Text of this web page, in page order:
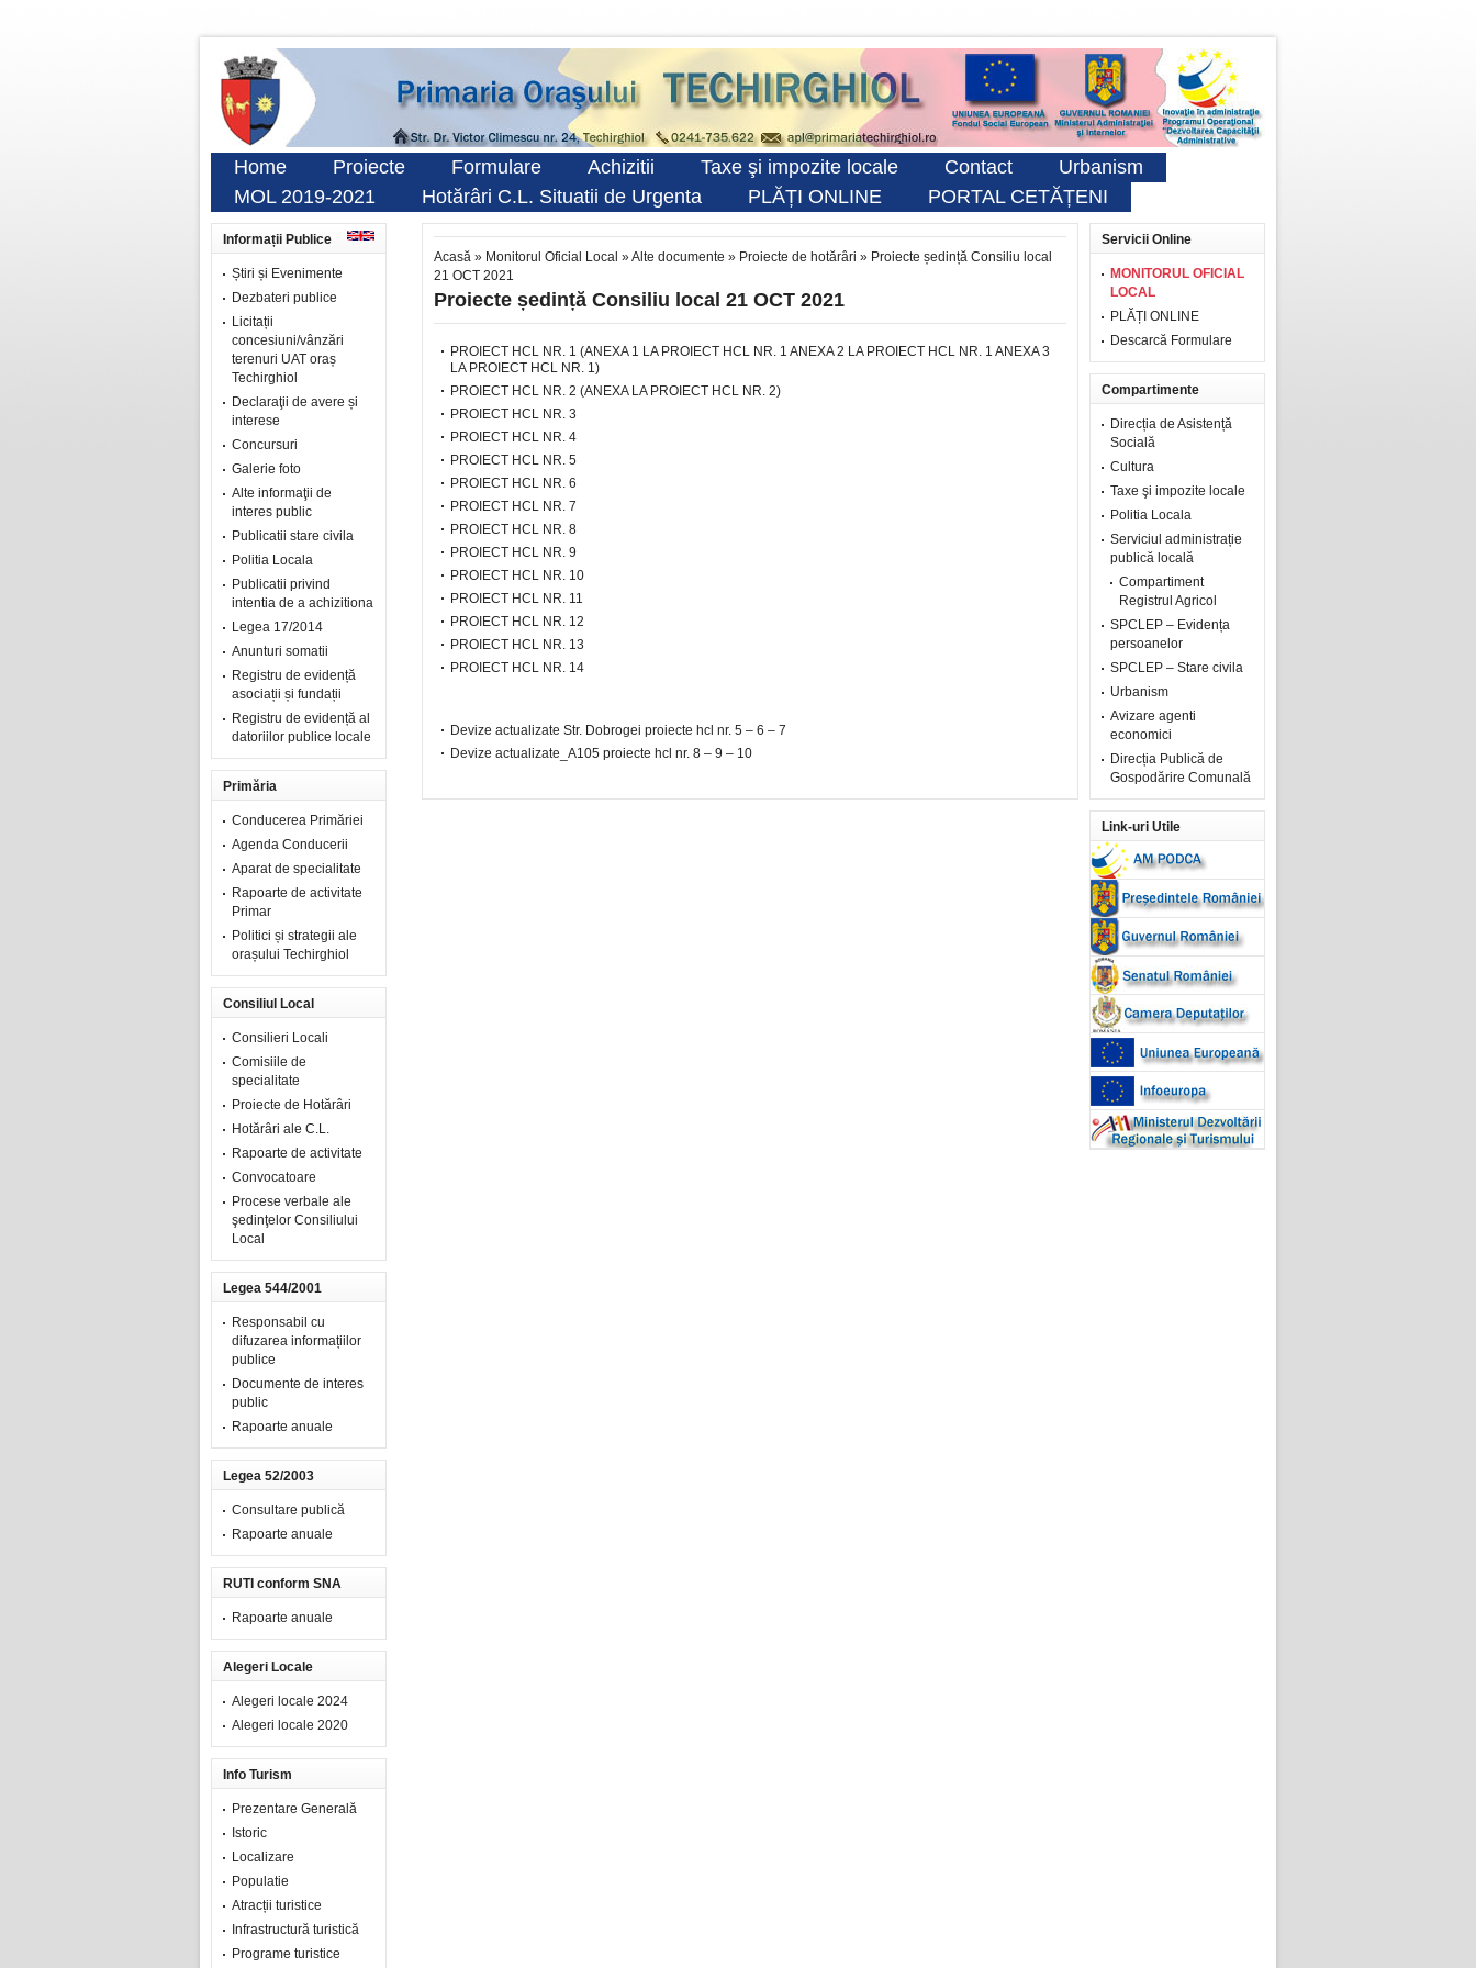
Home Proiecte Formulare Achizitii Taxe şi impozite locale Contact
Urbanism
MOL 2019-2021
Hotărâri C.L. Situatii de Urgenta PLĂȚI ONLINE PORTAL CETĂȚENI
Informații Publice
Știri și Evenimente
Dezbateri publice
Licitații
concesiuni/vânzări
terenuri UAT oraș
Techirghiol
Declaraţii de avere și
interese
Concursuri
Galerie foto
Alte informaţii de
interes public
Publicatii stare civila
Politia Locala
Publicatii privind
intentia de a achizitiona
Legea 17/2014
Anunturi somatii
Registru de evidență
asociații și fundații
Registru de evidență al
datoriilor publice locale
Primăria
Conducerea Primăriei
Agenda Conducerii
Aparat de specialitate
Rapoarte de activitate
Primar
Politici și strategii ale
orașului Techirghiol
Consiliul Local
Consilieri Locali
Comisiile de
specialitate
Proiecte de Hotărâri
Hotărâri ale C.L.
Rapoarte de activitate
Convocatoare
Procese verbale ale
şedinţelor Consiliului
Local
Legea 544/2001
Responsabil cu
difuzarea informațiilor
publice
Documente de interes
public
Rapoarte anuale
Legea 52/2003
Consultare publică
Rapoarte anuale
RUTI conform SNA
Rapoarte anuale
Alegeri Locale
Alegeri locale 2024
Alegeri locale 2020
Info Turism
Prezentare Generală
Istoric
Localizare
Populatie
Atracții turistice
Infrastructură turistică
Programe turistice
Acasă » Monitorul Oficial Local »Alte documente » Proiecte de hotărâri » Proiecte ședință Consiliu local
21 OCT 2021
Proiecte ședință Consiliu local 21 OCT 2021
PROIECT HCL NR. 1 (ANEXA 1 LA PROIECT HCL NR. 1 ANEXA 2 LA PROIECT HCL NR. 1 ANEXA 3
LA PROIECT HCL NR. 1)
PROIECT HCL NR. 2 (ANEXA LA PROIECT HCL NR. 2)
PROIECT HCL NR. 3
PROIECT HCL NR. 4
PROIECT HCL NR. 5
PROIECT HCL NR. 6
PROIECT HCL NR. 7
PROIECT HCL NR. 8
PROIECT HCL NR. 9
PROIECT HCL NR. 10
PROIECT HCL NR. 11
PROIECT HCL NR. 12
PROIECT HCL NR. 13
PROIECT HCL NR. 14
Devize actualizate Str. Dobrogei proiecte hcl nr. 5 – 6 – 7
Devize actualizate_A105 proiecte hcl nr. 8 – 9 – 10
Servicii Online
MONITORUL OFICIAL
LOCAL
PLĂȚI ONLINE
Descarcă Formulare
Compartimente
Direcția de Asistență
Socială
Cultura
Taxe şi impozite locale
Politia Locala
Serviciul administrație
publică locală
Compartiment
Registrul Agricol
SPCLEP – Evidența
persoanelor
SPCLEP – Stare civila
Urbanism
Avizare agenti
economici
Direcția Publică de
Gospodărire Comunală
Link-uri Utile